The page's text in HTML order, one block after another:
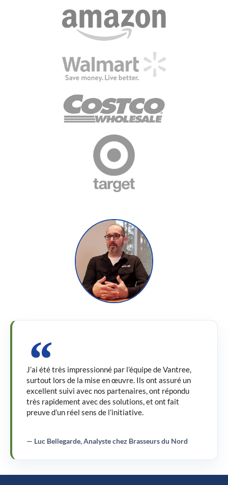
J’ai été très impressionné par l’équipe de Vantree,
surtout lors de la mise en œuvre. Ils ont assuré un
excellent suivi avec nos partenaires, ont répondu
très rapidement avec des solutions, et ont fait
preuve d’un réel sens de l’initiative.
— Luc Bellegarde, Analyste chez Brasseurs du Nord